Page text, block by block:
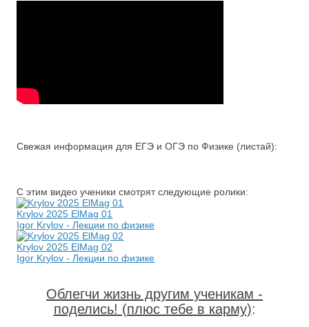
Свежая информация для ЕГЭ и ОГЭ по Физике (листай):
С этим видео ученики смотрят следующие ролики:
Krylov 2025 ElMag 01
Igor Krylov - Лекции по физике
Krylov 2025 ElMag 02
Igor Krylov - Лекции по физике
Облегчи жизнь другим ученикам -
поделись! (плюс тебе в карму):